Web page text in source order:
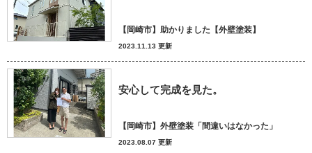
【岡崎市】助かりました【外壁塗装】
2023.11.13 更新
安心して完成を見た。
【岡崎市】外壁塗装「間違いはなかった」
2023.08.07 更新